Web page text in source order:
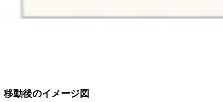
移動後のイメージ図